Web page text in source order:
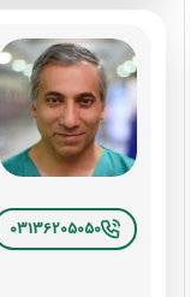
03136205050